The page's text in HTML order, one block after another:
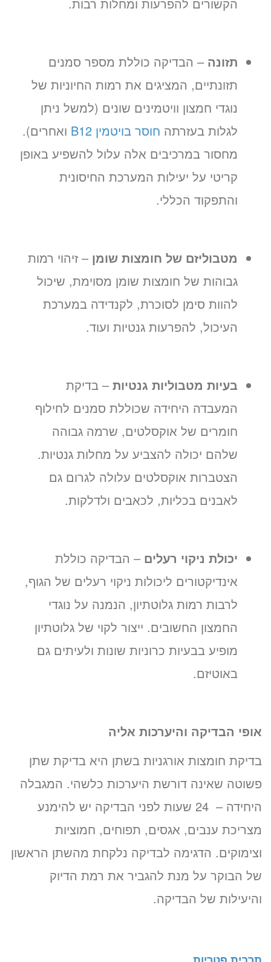
תזונה – הבדיקה כוללת מספר סמנים
תזונתיים, המציגים את רמות החיוניות של
נוגדי חמצון וויטמינים שונים (למשל ניתן
לגלות בעזרתה חוסר בויטמין B12
ואחרים).
מחסור במרכיבים אלה עלול להשפיע באופן
קריטי על יעילות המערכת החיסונית
והתפקוד הכללי.
מטבוליזם של חומצות שומן – זיהוי רמות
גבוהות של חומצות שומן מסוימת, שיכול
להוות סימן לסוכרת, לקנדידה במערכת
העיכול, להפרעות גנטיות ועוד.
בעיות מטבוליות גנטיות – בדיקת
המעבדה היחידה שכוללת סמנים לחילוף
חומרים של אוקסלטים, שרמה גבוהה
שלהם יכולה להצביע על מחלות גנטיות.
הצטברות אוקסלטים עלולה לגרום גם
לאבנים בכליות, לכאבים ולדלקות.
יכולת ניקוי רעלים – הבדיקה כוללת
אינדיקטורים ליכולות ניקוי רעלים של הגוף,
לרבות רמות גלוטתיון, הנמנה על נוגדי
החמצון החשובים. ייצור לקוי של גלוטתיון
מופיע בבעיות כרוניות שונות ולעיתים גם
באוטיזם.
אופי הבדיקה והיערכות אליה
בדיקת חומצות אורגניות בשתן היא בדיקת שתן
פשוטה שאינה דורשת היערכות כלשהי. המגבלה
היחידה – 24 שעות לפני הבדיקה יש להימנע
מצריכת ענבים, אגסים, תפוחים, חמוציות
וצימוקים. הדגימה לבדיקה נלקחת מהשתן הראשון
של הבוקר על מנת להגביר את רמת הדיוק
והיעילות של הבדיקה.